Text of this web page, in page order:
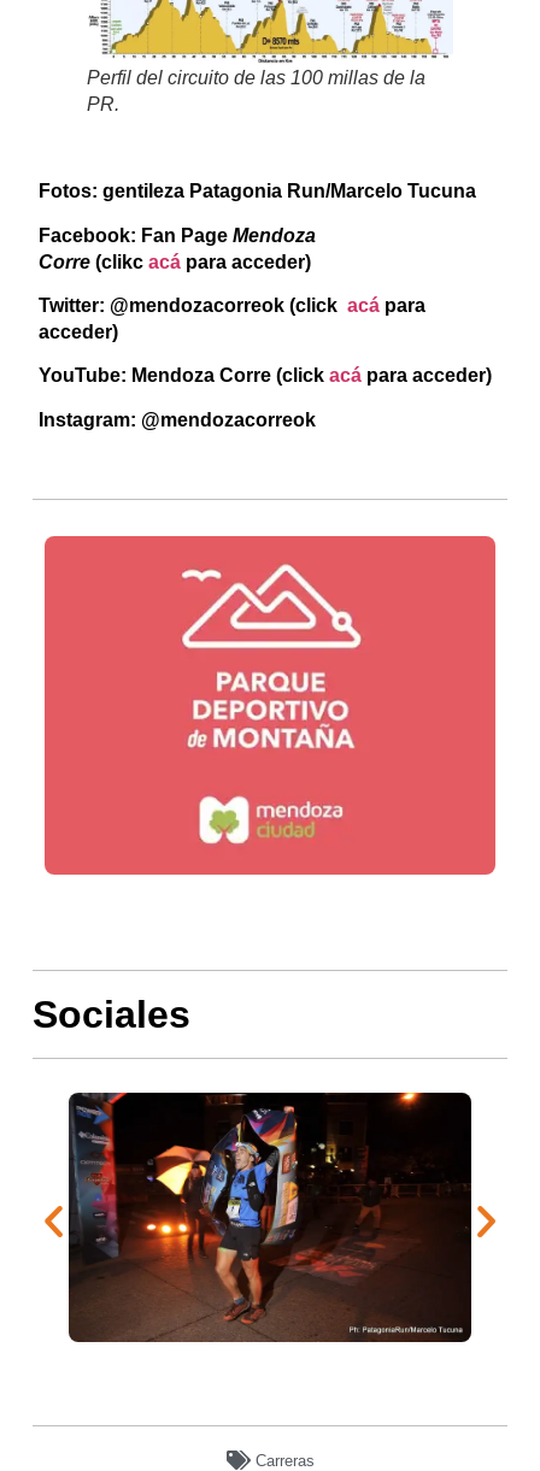
Perfil del circuito de las 100 millas de la
PR.
Fotos: gentileza Patagonia Run/Marcelo Tucuna
Facebook: Fan Page Mendoza
Corre(clikc acápara acceder)
Twitter: @mendozacorreok (click acápara
acceder)
YouTube: Mendoza Corre (click acápara acceder)
Instagram: @mendozacorreok
Sociales
Carreras